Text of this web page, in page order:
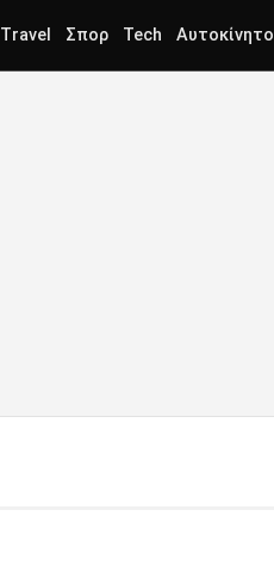
Travel Σπορ Tech Αυτοκίνητο